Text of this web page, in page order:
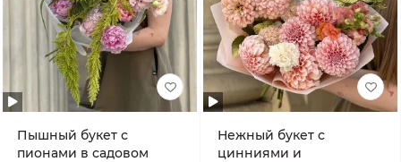
Пышный букет с
пионами в садовом
Нежный букет с
цинниями и